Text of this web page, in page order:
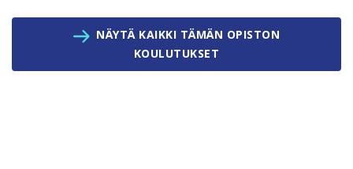
NÄYTÄ KAIKKI TÄMÄN OPISTON
KOULUTUKSET